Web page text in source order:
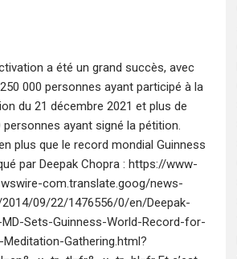
a été un grand succès, avec
000 personnes ayant participé à la
du 21 décembre 2021 et plus de
personnes ayant signé la pétition.
plus que le record mondial Guinness
par Deepak Chopra : https://www-
com.translate.goog/news-
09/22/1476556/0/en/Deepak-
Sets-Guinness-World-Record-for-
Gathering.html?